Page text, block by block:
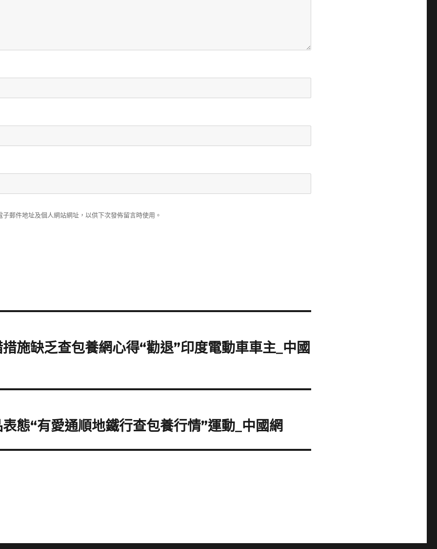
郵件地址及個人網站網址，以供下次發佈留言時使用。
施缺乏查包養網心得“勸退”印度電動車車主_中國
態“有愛通順地鐵行查包養行情”運動_中國網